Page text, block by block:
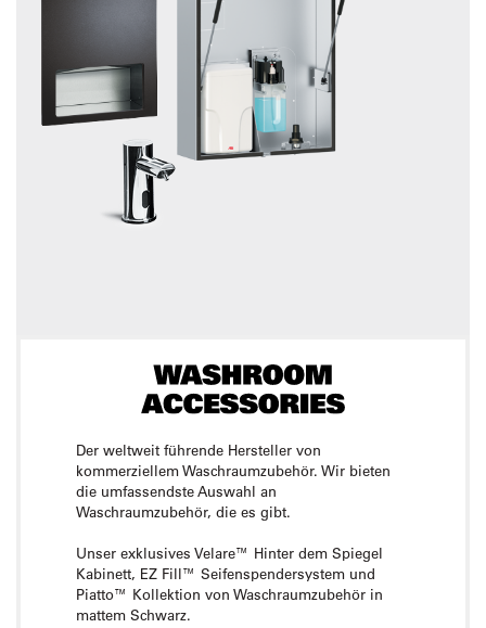
Der weltweit führende Hersteller von
kommerziellem Waschraumzubehör. Wir bieten
die umfassendste Auswahl an
Waschraumzubehör, die es gibt.
Unser exklusives Velare™ Hinter dem Spiegel
Kabinett, EZ Fill™ Seifenspendersystem und
Piatto™ Kollektion von Waschraumzubehör in
mattem Schwarz.